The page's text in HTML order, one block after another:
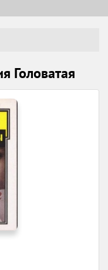
Головатая